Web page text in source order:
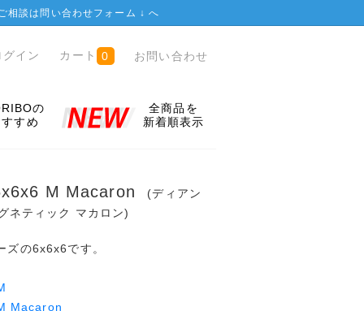
相談は問い合わせフォーム ↓へ
グイン カート 0 お問い合わせ
の
すめ
全商品を
新着順表示
M Macaron
(ディアン
ネティック マカロン)
の6x6x6です。
Macaron